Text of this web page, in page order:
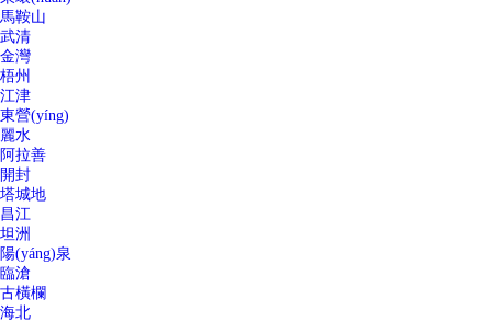
馬鞍山
武清
金灣
梧州
江津
東營(yíng)
麗水
阿拉善
開封
塔城地
昌江
坦洲
陽(yáng)泉
臨滄
古橫欄
海北